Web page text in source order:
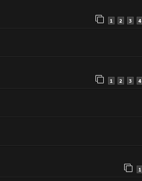
1 2 3 4
1 2 3 4
1